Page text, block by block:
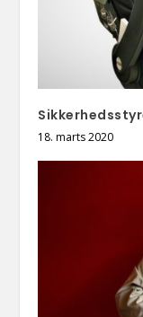
18. marts 2020